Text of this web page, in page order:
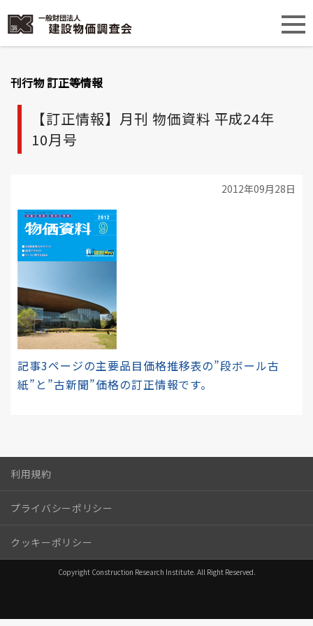
刊行物 訂正等情報
【訂正情報】月刊 物価資料 平成24年
10月号
2012年09月28日
記事3ページの主要品目価格推移表の”段ボール古
紙”と”古新聞”価格の訂正情報です。
利用規約
プライバシーポリシー
クッキーポリシー
Copyright Construction Research Institute. All Right Reserved.